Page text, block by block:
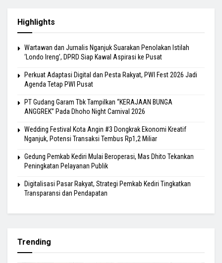
Highlights
Wartawan dan Jurnalis Nganjuk Suarakan Penolakan Istilah
‘Londo Ireng’, DPRD Siap Kawal Aspirasi ke Pusat
Perkuat Adaptasi Digital dan Pesta Rakyat, PWI Fest 2026 Jadi
Agenda Tetap PWI Pusat
PT Gudang Garam Tbk Tampilkan “KERAJAAN BUNGA
ANGGREK” Pada Dhoho Night Carnival 2026
Wedding Festival Kota Angin #3 Dongkrak Ekonomi Kreatif
Nganjuk, Potensi Transaksi Tembus Rp1,2 Miliar
Gedung Pemkab Kediri Mulai Beroperasi, Mas Dhito Tekankan
Peningkatan Pelayanan Publik
Digitalisasi Pasar Rakyat, Strategi Pemkab Kediri Tingkatkan
Transparansi dan Pendapatan
Trending